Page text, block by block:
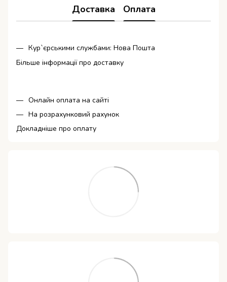
Доставка Оплата
Кур`єрськими службами: Нова Пошта
Більше інформації про доставку
Онлайн оплата на сайті
На розрахунковий рахунок
Докладніше про оплату